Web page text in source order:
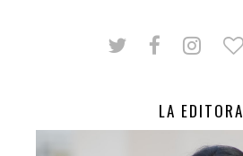
LA EDITORA